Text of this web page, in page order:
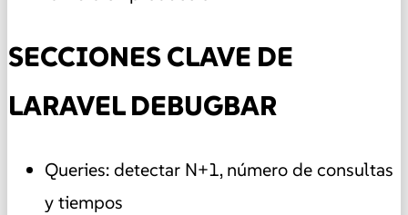
SECCIONES CLAVE DE
LARAVEL DEBUGBAR
Queries: detectar N+1, número de consultas
y tiempos